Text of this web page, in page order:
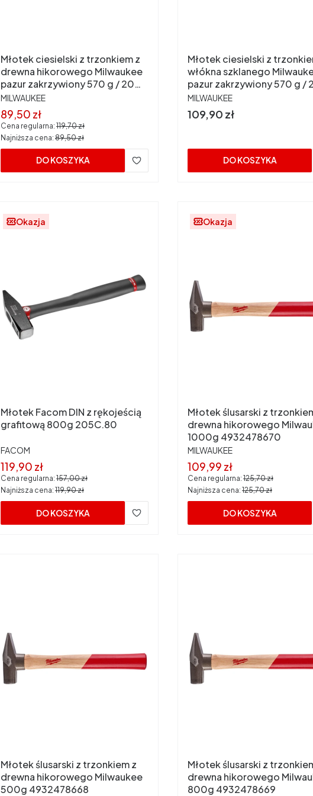
Młotek ciesielski z trzonkiem z
drewna hikorowego Milwaukee
pazur zakrzywiony 570 g / 20
uncji 4932478660
PRODUCENT
MILWAUKEE
Cena promocyjna
89,50 zł
Cena regularna: 119,70 zł
Najniższa cena: 89,50 zł
DO KOSZYKA
Młotek ciesielski z
włókna szklanego
pazur zakrzywiony 570 g /
uncji 4932478658
PRODUCENT
MILWAUKEE
Cena
109,90 zł
DO KOSZYKA
Okazja
Młotek Facom DIN z rękojeścią
grafitową 800g 205C.80
PRODUCENT
FACOM
Cena promocyjna
119,90 zł
Cena regularna: 157,00 zł
Najniższa cena: 119,90 zł
DO KOSZYKA
Okazja
Młotek ślusarski z
drewna hikorowego
1000g 4932478670
PRODUCENT
MILWAUKEE
Cena promocyjna
109,99 zł
Cena regularna: 125,70 zł
Najniższa cena: 125,70 zł
DO KOSZYKA
Młotek ślusarski z trzonkiem z
drewna hikorowego Milwaukee
500g 4932478668
Młotek ślusarski z
drewna hikorowego
800g 4932478669